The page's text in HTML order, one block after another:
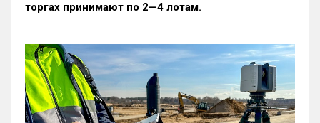
торгах принимают по 2—4 лотам.